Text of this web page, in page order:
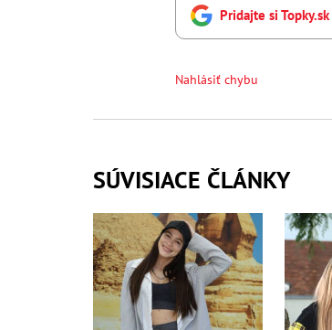
Pridajte si Topky.sk
Nahlásiť chybu
SÚVISIACE ČLÁNKY